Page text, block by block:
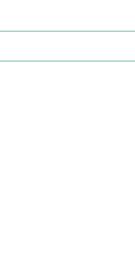
mit Namen
Warnzeichen